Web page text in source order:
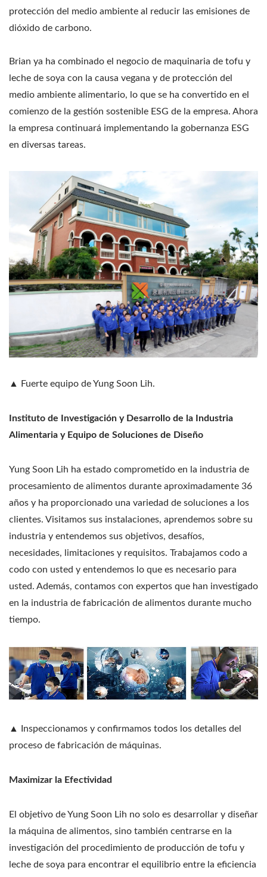
protección del medio ambiente al reducir las emisiones de
dióxido de carbono.
Brian ya ha combinado el negocio de maquinaria de tofu y
leche de soya con la causa vegana y de protección del
medio ambiente alimentario, lo que se ha convertido en el
comienzo de la gestión sostenible ESG de la empresa. Ahora
la empresa continuará implementando la gobernanza ESG
en diversas tareas.
▲ Fuerte equipo de Yung Soon Lih.
Instituto de Investigación y Desarrollo de la Industria
Alimentaria y Equipo de Soluciones de Diseño
Yung Soon Lih ha estado comprometido en la industria de
procesamiento de alimentos durante aproximadamente 36
años y ha proporcionado una variedad de soluciones a los
clientes. Visitamos sus instalaciones, aprendemos sobre su
industria y entendemos sus objetivos, desafíos,
necesidades, limitaciones y requisitos. Trabajamos codo a
codo con usted y entendemos lo que es necesario para
usted. Además, contamos con expertos que han investigado
en la industria de fabricación de alimentos durante mucho
tiempo.
▲ Inspeccionamos y confirmamos todos los detalles del
proceso de fabricación de máquinas.
Maximizar la Efectividad
El objetivo de Yung Soon Lih no solo es desarrollar y diseñar
la máquina de alimentos, sino también centrarse en la
investigación del procedimiento de producción de tofu y
leche de soya para encontrar el equilibrio entre la eficiencia